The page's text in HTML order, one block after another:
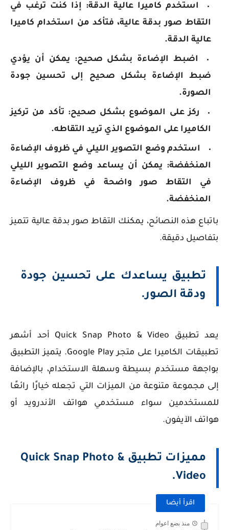
استخدم كاميرا عالية الدقة: إذا كنت ترغب في
التقاط صور بدقة عالية، فتأكد من استخدام كاميرا
عالية الدقة.
اضبط الإضاءة بشكل صحيح: يمكن أن يؤدي
ضبط الإضاءة بشكل صحيح إلى تحسين جودة
الصورة.
ركز على الموضوع بشكل صحيح: تأكد من تركيز
الكاميرا على الموضوع الذي تريد التقاطه.
استخدم وضع التصوير الليلي في ظروف الإضاءة
المنخفضة: يمكن أن يساعد وضع التصوير الليلي
في التقاط صور واضحة في ظروف الإضاءة
المنخفضة.
باتباع هذه النصائح، يمكنك التقاط صور بدقة عالية تتميز
بتفاصيل دقيقة.
تطبيق يساعدك على تحسين جودة
ودقة الصور.
يعد تطبيق Quick Snap Photo & Video أحد أشهر
تطبيقات الكاميرا على متجر Google Play. يتميز التطبيق
بواجهة مستخدم بسيطة وسهلة الاستخدام، بالإضافة
إلى مجموعة متنوعة من الميزات التي تجعله خيارًا رائعًا
للمستخدمين سواء مستخدمي هواتف الأندرويد أو
هواتف الآيفون.
مميزات تطبيق Quick Snap Photo &
Video.
اقرأ أيضا
منذ بضع اعوام